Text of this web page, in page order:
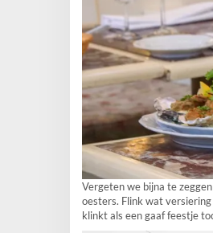
Vergeten we bijna te
oesters. Flink wat
klinkt als een gaaf feestje